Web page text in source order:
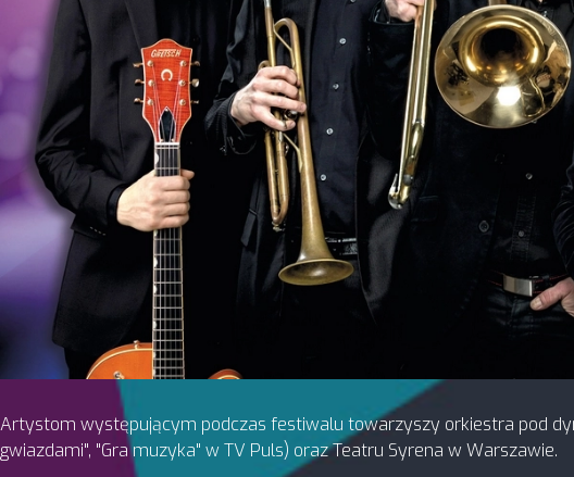
Artystom występującym podczas festiwalu towarzyszy orkiestra pod
gwiazdami", "Gra muzyka" w TV Puls) oraz Teatru Syrena w Warszawie.